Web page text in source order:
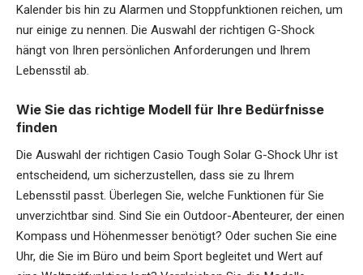
Kalender bis hin zu Alarmen und Stoppfunktionen reichen, um
nur einige zu nennen. Die Auswahl der richtigen G-Shock
hängt von Ihren persönlichen Anforderungen und Ihrem
Lebensstil ab.
Wie Sie das richtige Modell für Ihre Bedürfnisse
finden
Die Auswahl der richtigen Casio Tough Solar G-Shock Uhr ist
entscheidend, um sicherzustellen, dass sie zu Ihrem
Lebensstil passt. Überlegen Sie, welche Funktionen für Sie
unverzichtbar sind. Sind Sie ein Outdoor-Abenteurer, der einen
Kompass und Höhenmesser benötigt? Oder suchen Sie eine
Uhr, die Sie im Büro und beim Sport begleitet und Wert auf